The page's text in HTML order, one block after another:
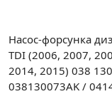
Насос-форсунка
TDI (2006, 2007,
2014, 2015) 038
038130073AK /